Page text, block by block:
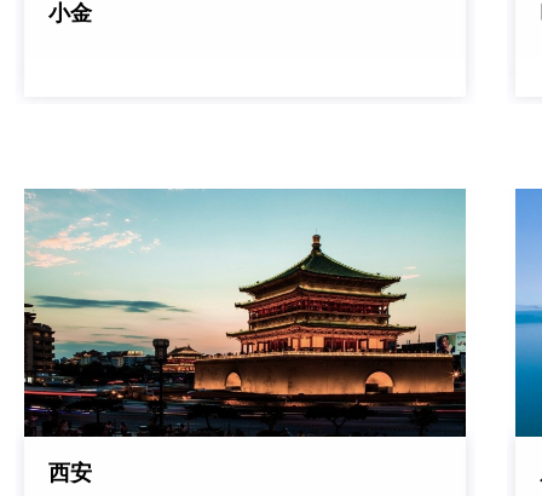
小金
西安